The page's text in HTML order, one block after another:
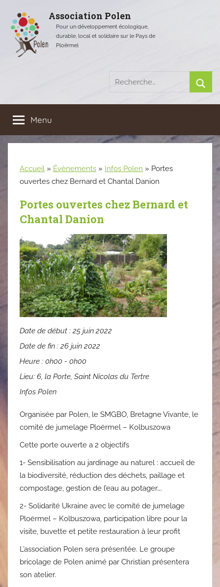
contenu
Association Polen
Pour un développement écologique,
durable, local et solidaire sur le Pays de
Ploërmel
Recherche
:
Menu
Accueil » Évènements » Infos Polen » Portes
ouvertes chez Bernard et Chantal Danion
Portes ouvertes chez Bernard et
Chantal Danion
Date de début :25 juin 2022
Date de fin :26 juin 2022
Heure : 0h00 - 0h00
Lieu: 6, la Porte, Saint Nicolas du Tertre
Infos Polen
Organisée par Polen, le SMGBO, Bretagne Vivante, le
comité de jumelage Ploërmel – Kolbuszowa
Cette porte ouverte a 2 objectifs
1- Sensibilisation au jardinage au naturel : accueil de
la biodiversité, réduction des déchets, paillage et
compostage, gestion de l’eau au potager….
2- Solidarité Ukraine avec le comité de jumelage
Ploërmel – Kolbuszowa, participation libre pour la
visite, buvette et petite restauration à leur profit
L’association Polen sera présentée. Le groupe
bricolage de Polen animé par Christian présentera
son atelier.